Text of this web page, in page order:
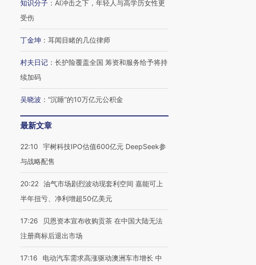
知识分子 ： AI冲击之下，年轻人与高学历女性更
受伤
丁金坤 ： 耳闻目睹的几位律师
村夫日记 ： 长护险覆盖全国 筹资和服务给予将持
续加码
吴晓波 ： “沉睡”的10万亿元公积金
最新文章
22:10
宇树科技IPO估值600亿元 DeepSeek参
与战略配售
20:22 油气市场剧烈波动现套利空间 嘉能可上
半年扭亏、净利增超50亿美元
17:26
贝恩资本宣布收购贡茶 在中国大陆无法
注册商标后退出市场
17:16
电动汽车需求高涨驱动澳洲车市增长 中